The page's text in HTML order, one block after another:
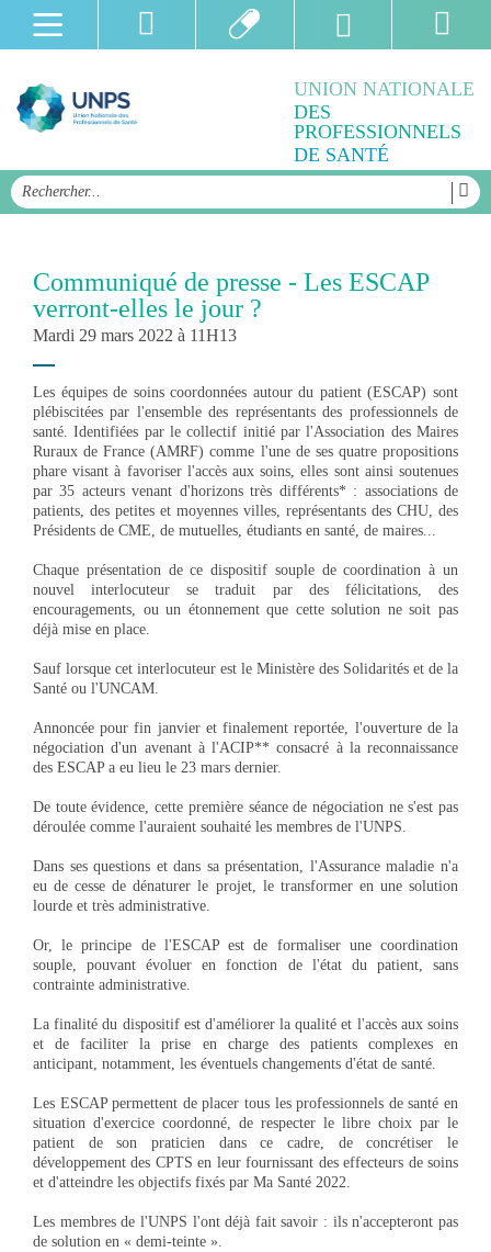
UNION NATIONALE
DES
PROFESSIONNELS
DE SANTÉ
Communiqué de presse - Les ESCAP
verront-elles le jour ?
Mardi 29 mars 2022 à 11H13
Les équipes de soins coordonnées autour du patient (ESCAP) sont
plébiscitées par l'ensemble des représentants des professionnels de
santé. Identifiées par le collectif initié par l'Association des Maires
Ruraux de France (AMRF) comme l'une de ses quatre propositions
phare visant à favoriser l'accès aux soins, elles sont ainsi soutenues
par 35 acteurs venant d'horizons très différents* : associations de
patients, des petites et moyennes villes, représentants des CHU, des
Présidents de CME, de mutuelles, étudiants en santé, de maires...
Chaque présentation de ce dispositif souple de coordination à un
nouvel interlocuteur se traduit par des félicitations, des
encouragements, ou un étonnement que cette solution ne soit pas
déjà mise en place.
Sauf lorsque cet interlocuteur est le Ministère des Solidarités et de la
Santé ou l'UNCAM.
Annoncée pour fin janvier et finalement reportée, l'ouverture de la
négociation d'un avenant à l'ACIP** consacré à la reconnaissance
des ESCAP a eu lieu le 23 mars dernier.
De toute évidence, cette première séance de négociation ne s'est pas
déroulée comme l'auraient souhaité les membres de l'UNPS.
Dans ses questions et dans sa présentation, l'Assurance maladie n'a
eu de cesse de dénaturer le projet, le transformer en une solution
lourde et très administrative.
Or, le principe de l'ESCAP est de formaliser une coordination
souple, pouvant évoluer en fonction de l'état du patient, sans
contrainte administrative.
La finalité du dispositif est d'améliorer la qualité et l'accès aux soins
et de faciliter la prise en charge des patients complexes en
anticipant, notamment, les éventuels changements d'état de santé.
Les ESCAP permettent de placer tous les professionnels de santé en
situation d'exercice coordonné, de respecter le libre choix par le
patient de son praticien dans ce cadre, de concrétiser le
développement des CPTS en leur fournissant des effecteurs de soins
et d'atteindre les objectifs fixés par Ma Santé 2022.
Les membres de l'UNPS l'ont déjà fait savoir : ils n'accepteront pas
de solution en « demi-teinte ».